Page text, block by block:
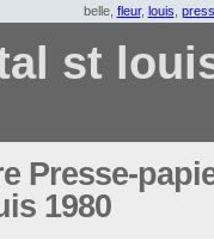
belle, fleur, louis
st
Presse-
1980